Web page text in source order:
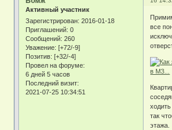
Активный участник
Зарегистрирован: 2016-01-18
Приглашений: 0
Сообщений: 260
Уважение: [+72/-9]
Позитив: [+32/-4]
Провел на форуме:
6 дней 5 часов
Последний визит:
2021-07-25 10:34:51
все
так
этажа.